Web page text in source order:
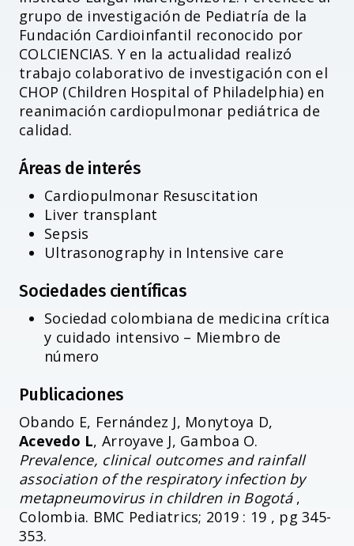
grupo de investigación de Pediatría de la
Fundación Cardioinfantil reconocido por
COLCIENCIAS. Y en la actualidad realizó
trabajo colaborativo de investigación con el
CHOP (Children Hospital of Philadelphia) en
reanimación cardiopulmonar pediátrica de
calidad.
Áreas de interés
Cardiopulmonar Resuscitation
Liver transplant
Sepsis
Ultrasonography in Intensive care
Sociedades científicas
Sociedad colombiana de medicina crítica
y cuidado intensivo – Miembro de
número
Publicaciones
Obando E, Fernández J, Monytoya D,
Acevedo L, Arroyave J, Gamboa O.
Prevalence, clinical outcomes and rainfall
association of the respiratory infection by
metapneumovirus in children in Bogotá ,
Colombia. BMC Pediatrics; 2019 : 19 , pg 345-
353.